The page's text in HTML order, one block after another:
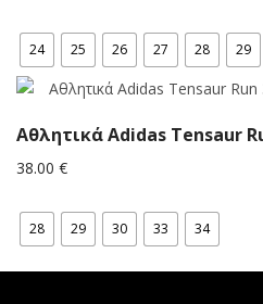
24 25 26 27 28 29
38.00 €
28 29 30 33 34